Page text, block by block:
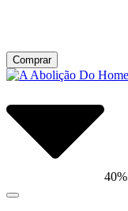
Comprar
40%